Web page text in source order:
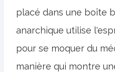
placé dans une boîte
anarchique utilise
pour se moquer du
manière qui montre